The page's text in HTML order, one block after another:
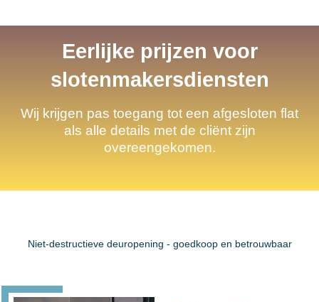
Eerlijke prijzen voor
slotenmakersdiensten
Wij krijgen pas toegang tot een afgesloten flat
als alle details met de cliënt zijn
overeengekomen.
Niet-destructieve deuropening - goedkoop en betrouwbaar